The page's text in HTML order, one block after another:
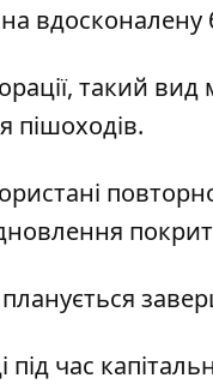
вдосконалену
такий вид
пішоходів.
під час